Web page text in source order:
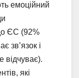
емоційний
ЄС (92%
зв’язок і
відчуває).
які